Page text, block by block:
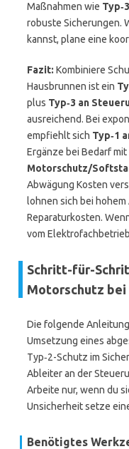
Maßnahmen wie
robuste Sicherungen.
kannst, plane eine
Fazit: Kombiniere
Hausbrunnen ist ein
plus Typ‑3 an
ausreichend. Bei
empfiehlt sich Typ‑1
Ergänze bei Bedarf mit
Motorschutz/
Abwägung Kosten
lohnen sich bei
Reparaturkosten.
vom
Schritt-für-
Motorschutz bei
Die folgende
Umsetzung eines
Typ‑2-Schutz im
Ableiter an der
Arbeite nur, wenn du
Unsicherheit setze
Benötigtes